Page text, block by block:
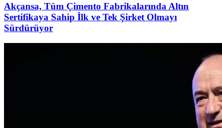
Akçansa, Tüm Çimento Fabrikalarında Altın
Sertifikaya Sahip İlk ve Tek Şirket Olmayı
Sürdürüyor